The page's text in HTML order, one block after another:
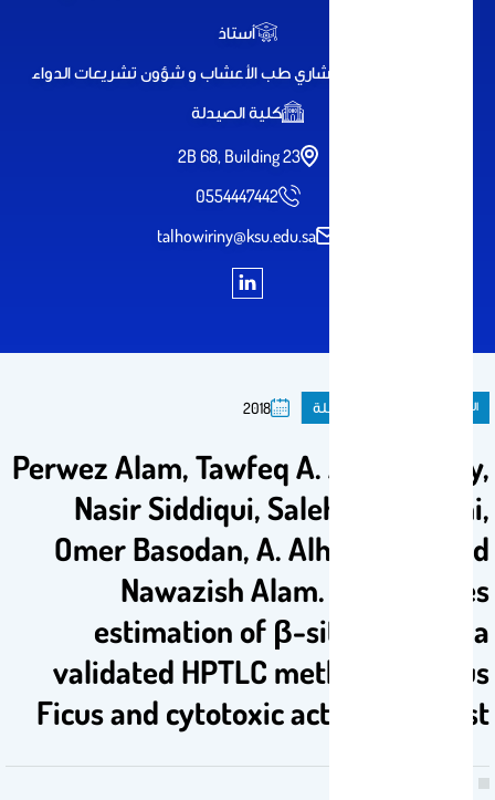
أستاذ
بروفيسور و استشاري طب الأعشاب و شؤون تشريعات الدواء
كلية الصيدلة
2B 68, Building 23
0554447442
talhowiriny@ksu.edu.sa
المنشورات مقال فى مجلة 2018
Perwez Alam, Tawfeq A. Al-Howiriny,
Nasir Siddiqui, Saleh Alqasoumi,
Omer Basodan, A. Alhowiriny, and
Nawazish Alam. Interspecies
estimation of β-sitosterol by a
validated HPTLC method in genus
Ficus and cytotoxic activity against